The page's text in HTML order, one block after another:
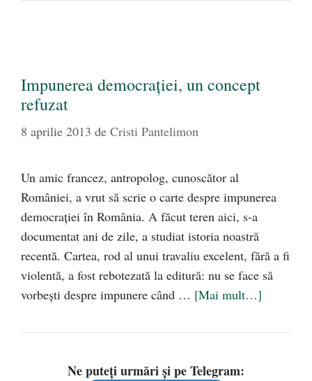
Impunerea democraţiei, un concept
refuzat
8 aprilie 2013 de Cristi Pantelimon
Un amic francez, antropolog, cunoscător al
României, a vrut să scrie o carte despre impunerea
democraţiei în România. A făcut teren aici, s-a
documentat ani de zile, a studiat istoria noastră
recentă. Cartea, rod al unui travaliu excelent, fără a fi
violentă, a fost rebotezată la editură: nu se face să
vorbeşti despre impunere când … [Mai mult…]
Ne puteți urmări și pe Telegram: